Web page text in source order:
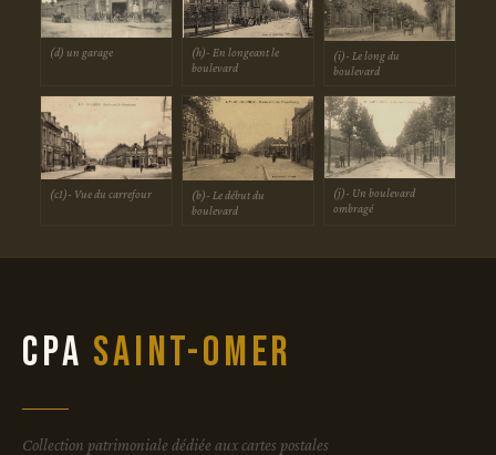
(d) un garage
(h)- En longeant le
boulevard
(i)- Le long du
boulevard
(c1)- Vue du carrefour
(b)- Le début du
boulevard
(j)- Un boulevard
ombragé
CPA Saint-Omer
Collection patrimoniale dédiée aux cartes postales